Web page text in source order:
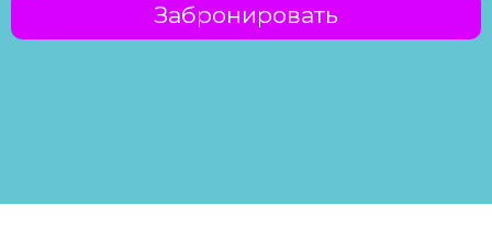
Забронировать